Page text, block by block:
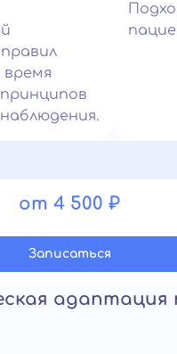
время
от 4 500 ₽
Записатьcя
адаптация